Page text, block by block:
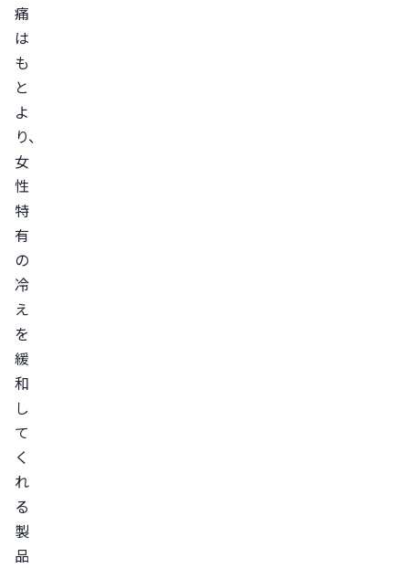
痛
は
も
と
よ
り、
女
性
特
有
の
冷
え
を
緩
和
し
て
く
れ
る
製
品